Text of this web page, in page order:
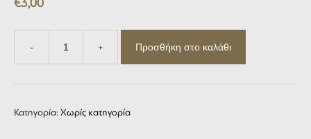
€3,00
-
Box
Now
+ Προσθήκη στο καλάθι
Κατηγορία: Χωρίς κατηγορία